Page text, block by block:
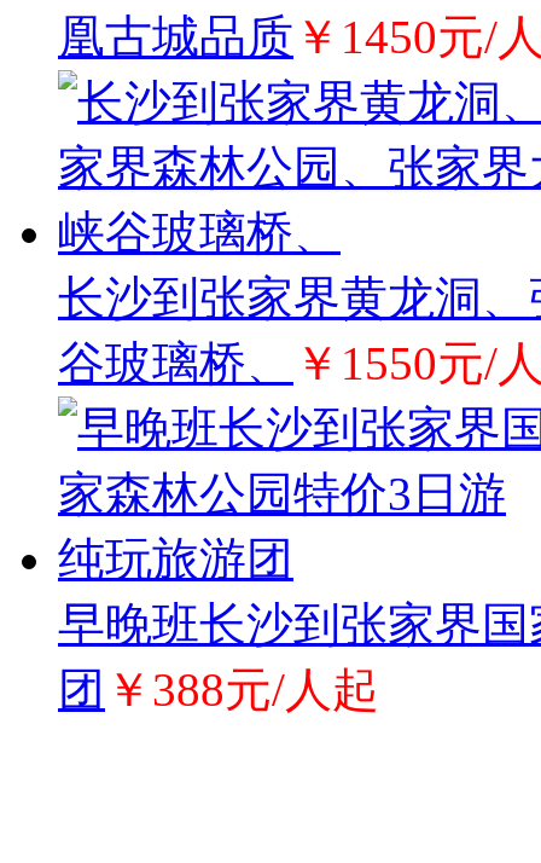
凰古城品质 ￥1450元/
长沙到张家界黄龙洞
谷玻璃桥、
￥1550元/
早晚班长沙到张家界
团 ￥388元/人起